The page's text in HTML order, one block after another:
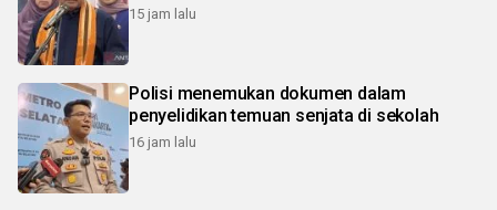
15 jam lalu
Polisi menemukan dokumen dalam
penyelidikan temuan senjata di sekolah
16 jam lalu